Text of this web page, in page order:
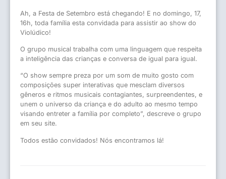
Ah, a Festa de Setembro está chegando! E no domingo, 17,
16h, toda família esta convidada para assistir ao show do
Violúdico!
O grupo musical trabalha com uma linguagem que respeita
a inteligência das crianças e conversa de igual para igual.
“O show sempre preza por um som de muito gosto com
composições super interativas que mesclam diversos
gêneros e ritmos musicais contagiantes, surpreendentes, e
unem o universo da criança e do adulto ao mesmo tempo
visando entreter a família por completo”, descreve o grupo
em seu site.
Todos estão convidados! Nós encontramos lá!